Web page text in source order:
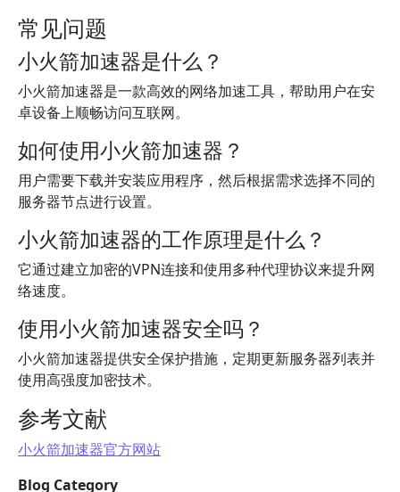
常见问题
小火箭加速器是什么？
小火箭加速器是一款高效的网络加速工具，帮助用户在安
卓设备上顺畅访问互联网。
如何使用小火箭加速器？
用户需要下载并安装应用程序，然后根据需求选择不同的
服务器节点进行设置。
小火箭加速器的工作原理是什么？
它通过建立加密的VPN连接和使用多种代理协议来提升网
络速度。
使用小火箭加速器安全吗？
小火箭加速器提供安全保护措施，定期更新服务器列表并
使用高强度加密技术。
参考文献
小火箭加速器官方网站
Blog Category